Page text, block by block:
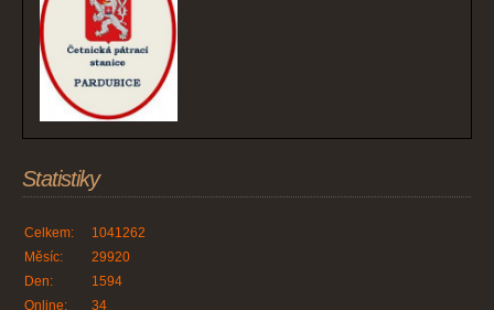
Statistiky
Online: 34
Celkem:
1041262
Měsíc:
29920
Den:
1594